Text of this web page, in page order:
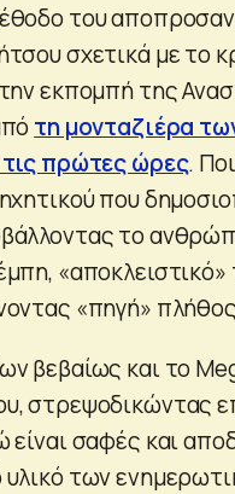
του
σχετικά με το
εκπομπή της
τη μονταζιέρα
πρώτες ώρες.
που
το
«πηγή»
βεβαίως και το
στρεψοδικώντας
σαφές και
υλικό των